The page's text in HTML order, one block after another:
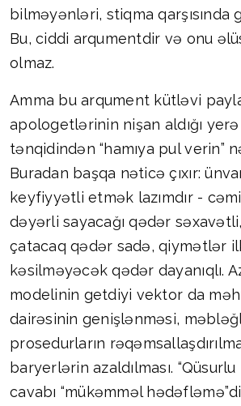
bilməyənləri, stiqma qarşısında
Bu, ciddi arqumentdir və onu
olmaz.
Amma bu arqument kütləvi
apologetlərinin nişan aldığı
tənqidindən “hamıya pul verin”
Buradan başqa nəticə çıxır:
keyfiyyətli etmək lazımdır -
dəyərli sayacağı qədər
çatacaq qədər sadə, qiymətlər
kəsilməyəcək qədər dayanıqlı.
modelinin getdiyi vektor da
dairəsinin genişlənməsi,
prosedurların
baryerlərin azaldılması.
cavabı “mükəmməl